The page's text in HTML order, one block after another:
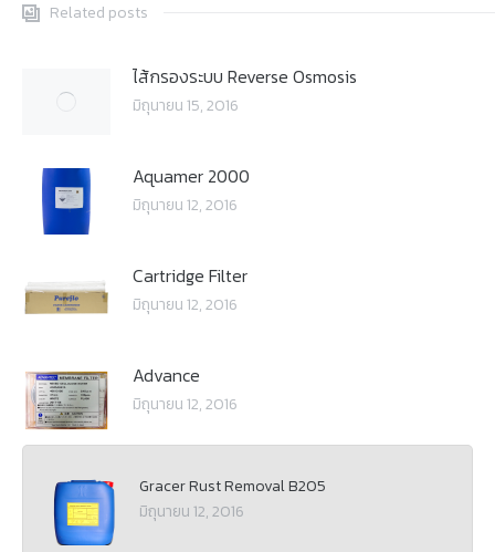
Related posts
ไส้กรองระบบ Reverse Osmosis
มิถุนายน 15, 2016
Aquamer 2000
มิถุนายน 12, 2016
Cartridge Filter
มิถุนายน 12, 2016
Advance
มิถุนายน 12, 2016
Gracer Rust Removal B205
มิถุนายน 12, 2016